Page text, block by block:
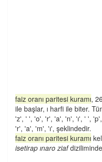
faiz oranı paritesi kuramı,
ile başlar, ı harfi ile biter.
'z', ' ', 'o', 'r', 'a', 'n', 'ı', ' ',
'r', 'a', 'm', 'ı', şeklindedir.
faiz oranı paritesi kuramı
isetirap ınaro ziaf